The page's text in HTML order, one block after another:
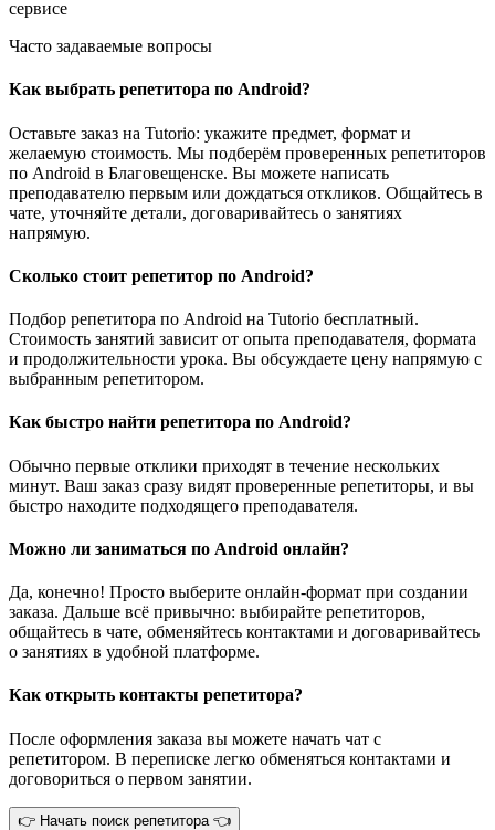
сервисе
Часто задаваемые вопросы
Как выбрать репетитора по Android?
Оставьте заказ на Tutorio: укажите предмет, формат и
желаемую стоимость. Мы подберём проверенных репетиторов
по Android в Благовещенске. Вы можете написать
преподавателю первым или дождаться откликов. Общайтесь в
чате, уточняйте детали, договаривайтесь о занятиях
напрямую.
Сколько стоит репетитор по Android?
Подбор репетитора по Android на Tutorio бесплатный.
Стоимость занятий зависит от опыта преподавателя, формата
и продолжительности урока. Вы обсуждаете цену напрямую с
выбранным репетитором.
Как быстро найти репетитора по Android?
Обычно первые отклики приходят в течение нескольких
минут. Ваш заказ сразу видят проверенные репетиторы, и вы
быстро находите подходящего преподавателя.
Можно ли заниматься по Android онлайн?
Да, конечно! Просто выберите онлайн-формат при создании
заказа. Дальше всё привычно: выбирайте репетиторов,
общайтесь в чате, обменяйтесь контактами и договаривайтесь
о занятиях в удобной платформе.
Как открыть контакты репетитора?
После оформления заказа вы можете начать чат с
репетитором. В переписке легко обменяться контактами и
договориться о первом занятии.
👉 Начать поиск репетитора 👈